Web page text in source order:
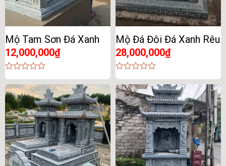
Mộ Tam Sơn Đá Xanh
12,000,000₫
0
out
of
5
Mộ Đá Đôi Đá Xanh Rêu
28,000,000₫
0
out
of
5